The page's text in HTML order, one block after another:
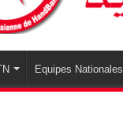
Equipes Nationales